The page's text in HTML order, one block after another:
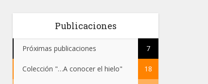
Publicaciones
Próximas publicaciones 7
Colección "…A conocer el hielo" 18